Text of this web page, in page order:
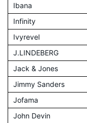
Ibana
Infinity
Ivyrevel
J.LINDEBERG
Jack & Jones
Jimmy Sanders
Jofama
John Devin